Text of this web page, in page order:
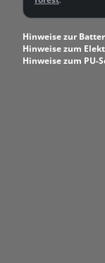
Hinweise zur
Hinweise zum
Hinweise zum PU-